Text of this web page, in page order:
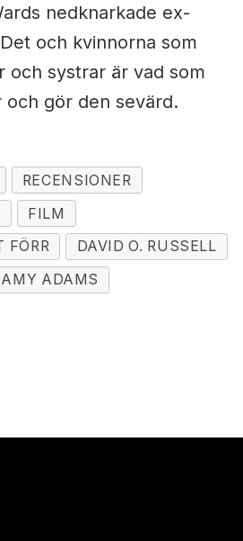
nedknarkade ex-
och kvinnorna som
och systrar är vad som
gör den sevärd.
RECENSIONER
FILM
FÖRR
DAVID O. RUSSELL
AMY ADAMS